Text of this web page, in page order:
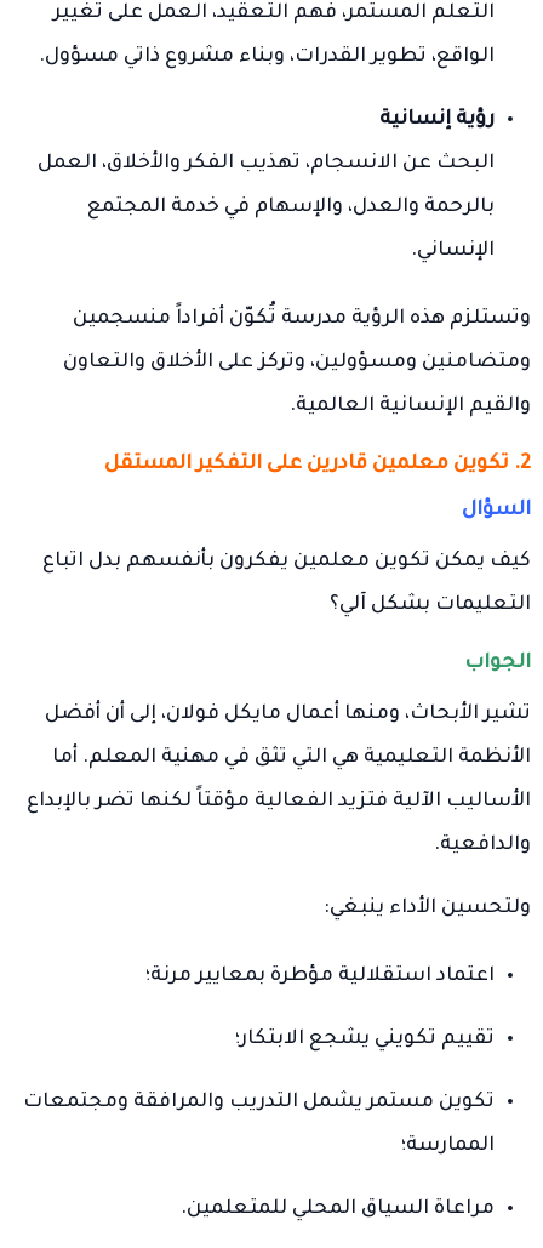
التعلم المستمر، فهم التعقيد، العمل على تغيير
الواقع، تطوير القدرات، وبناء مشروع ذاتي مسؤول.
رؤية إنسانية
البحث عن الانسجام، تهذيب الفكر والأخلاق، العمل
بالرحمة والعدل، والإسهام في خدمة المجتمع
الإنساني.
وتستلزم هذه الرؤية مدرسة تُكوّن أفراداً منسجمين
ومتضامنين ومسؤولين، وتركز على الأخلاق والتعاون
والقيم الإنسانية العالمية.
2. تكوين معلمين قادرين على التفكير المستقل
السؤال
كيف يمكن تكوين معلمين يفكرون بأنفسهم بدل اتباع
التعليمات بشكل آلي؟
الجواب
تشير الأبحاث، ومنها أعمال مايكل فولان، إلى أن أفضل
الأنظمة التعليمية هي التي تثق في مهنية المعلم. أما
الأساليب الآلية فتزيد الفعالية مؤقتاً لكنها تضر بالإبداع
والدافعية.
ولتحسين الأداء ينبغي:
اعتماد استقلالية مؤطرة بمعايير مرنة؛
تقييم تكويني يشجع الابتكار؛
تكوين مستمر يشمل التدريب والمرافقة ومجتمعات
الممارسة؛
مراعاة السياق المحلي للمتعلمين.